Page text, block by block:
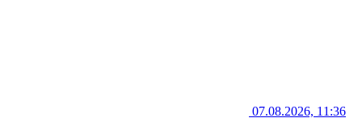
07.08.2026, 11:36